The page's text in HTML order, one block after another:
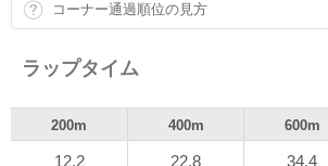
コーナー通過順位の見方
ラップタイム
200m 400m 600m
12.2 22.8 34.4